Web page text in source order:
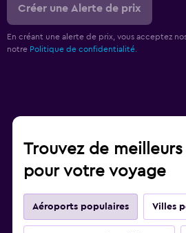
Créer une Alerte de prix
En créant une alerte de prix, vous acceptez
notre Politique de confidentialité.
Trouvez de
pour votre voyage
Aéroports populaires Villes